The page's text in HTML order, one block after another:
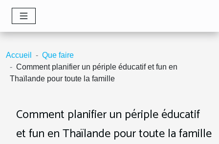
Accueil
Que faire
Comment planifier un périple éducatif et fun en
Thaïlande pour toute la famille
Comment planifier un périple éducatif
et fun en Thaïlande pour toute la famille